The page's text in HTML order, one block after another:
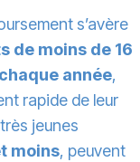
s’avère
de moins de 16
chaque année,
rapide de leur
jeunes
moins, peuvent